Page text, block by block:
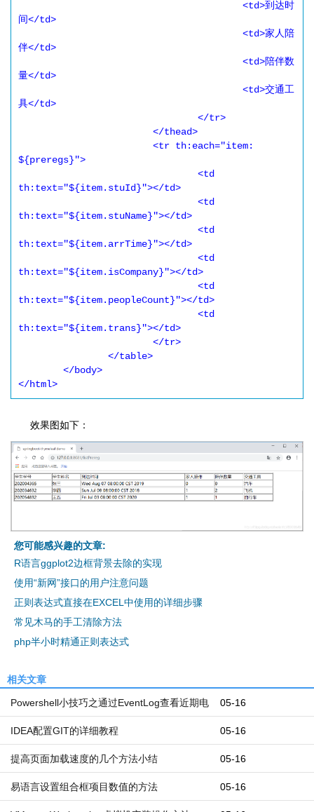
间</td>
伴</td>
量</td>
具</td>
${preregs}">
th:text="${item.stuId}"></td>
th:text="${item.stuName}"></td>
th:text="${item.arrTime}"></td>
th:text="${item.isCompany}"></td>
th:text="${item.peopleCount}"></td>
th:text="${item.trans}"></td>
</html>
效果图如下：
您可能感兴趣的文章:
R语言ggplot2边框背景去除的实现
使用“新网”接口的用户注意问题
正则表达式直接在EXCEL中使用的详细步骤
常见木马的手工清除方法
php半小时精通正则表达式
相关文章
05-16
Powershell小技巧之通过EventLog查看近期电
脑开机和关机时间 05-16
IDEA配置GIT的详细教程
05-16
提高页面加载速度的几个方法小结
05-16
易语言设置组合框项目数值的方法